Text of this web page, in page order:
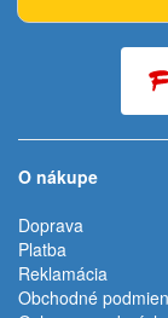
O nákupe
Doprava
Platba
Reklamácia
Obchodné